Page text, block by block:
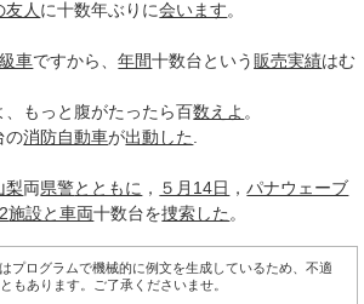
友人 に十数年ぶりに会います。
車ですから、年間十数台という 販売実績はむ
、もっと腹がたったら百数えよ 。
の消防自動車が出動した
梨両県警とともに ， ５月14日 ，パナウェーブ
施設と車両十数台を捜索した 。
プログラムで機械的に例文を生成しているため、不適
もあります。ご了承くださいませ。